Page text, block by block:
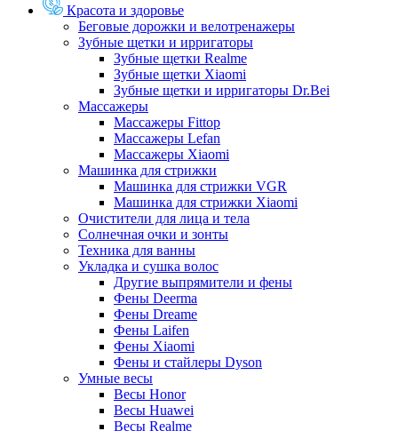
Красота и здоровье
Беговые дорожки и велотренажеры
Зубные щетки и ирригаторы
Зубные щетки Realme
Зубные щетки Xiaomi
Зубные щетки и ирригаторы Dr.Bei
Массажеры
Массажеры Fittop
Массажеры Lefan
Массажеры Xiaomi
Машинка для стрижки
Машинка для стрижки VGR
Машинка для стрижки Xiaomi
Очистители для лица и тела
Солнечная очки и зонты
Техника для ванны
Укладка и сушка волос
Другие выпрямители и фены
Фены Deerma
Фены Dreame
Фены Laifen
Фены Xiaomi
Фены и стайлеры Dyson
Умные весы
Весы Honor
Весы Huawei
Весы Realme